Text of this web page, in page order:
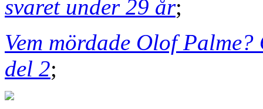
svaret under 29 år;
Vem mördade Olof
del 2;